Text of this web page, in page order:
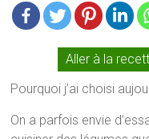
Aller à la
Pourquoi j’ai choisi
On a parfois envie